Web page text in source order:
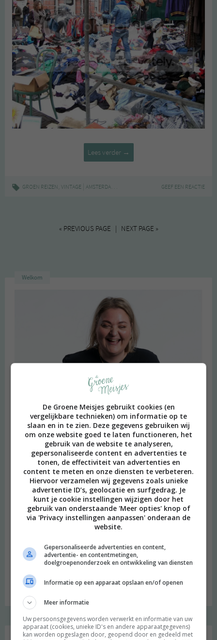
Lees verder DE
GROENE
VLOOIENMARKT
→
GROEN REIZEN, VINTAGE AMSTERDAM-CENTRUM FLEA MARKET,TWEEDEHANDS
GEEF EEN REACTIE
« PREVIOUS PAGE | NEXT PAGE »
Welkom
beeld: Ari Versluis
onderzoek naar een duurzame en meer bewuste leefstijl.
Welkom op mijn blog!
Social media
De Groene Meisjes gebruikt cookies (en
vergelijkbare technieken) om informatie op te
slaan en in te zien. Deze gegevens gebruiken wij
om onze website goed te laten functioneren, het
gebruik van de website te analyseren,
gepersonaliseerde content en advertenties te
tonen, de effectiviteit van advertenties en
content te meten en onze diensten te verbeteren.
Hiervoor verzamelen wij gegevens zoals unieke
advertentie ID’s, geolocatie en surfgedrag. Je
kunt je cookie instellingen wijzigen door het
gebruik van onderstaande 'Meer opties' knop of
via 'Privacy instellingen aanpassen' onderaan de
website.
Gepersonaliseerde advertenties en content,
advertentie- en contentmetingen,
doelgroepenonderzoek en ontwikkeling van diensten
Informatie op een apparaat opslaan en/of openen
Meer informatie
Uw persoonsgegevens worden verwerkt en informatie van uw
apparaat (cookies, unieke ID's en andere apparaatgegevens)
kan worden opgeslagen door, geopend door en gedeeld met